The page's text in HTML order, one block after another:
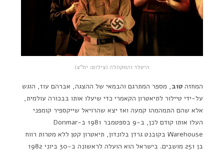
היטלר והמקהלה (צילום: יח"צ)
המחזה טוב, מספר המתרגם והבמאי של ההצגה, אברהם עוז, הוגש
על-ידי טיילור לתיאטרון הקאמרי כדי שיעלו אותו בבכורה עולמית,
אלא שהם התמהמהו קמעה ואז יצא שהרויאל שייקספיר קומפני
העלו אותו קודם לכן, ב-9 בספטמבר 1981 ב-Donmar
Warehouse בקובנט גרדן בלונדון, תיאטרון קטן ללא מטרות רווח
בן 251 מושבים. בישראל הוא הועלה לראשונה ב-30 ביוני 1982